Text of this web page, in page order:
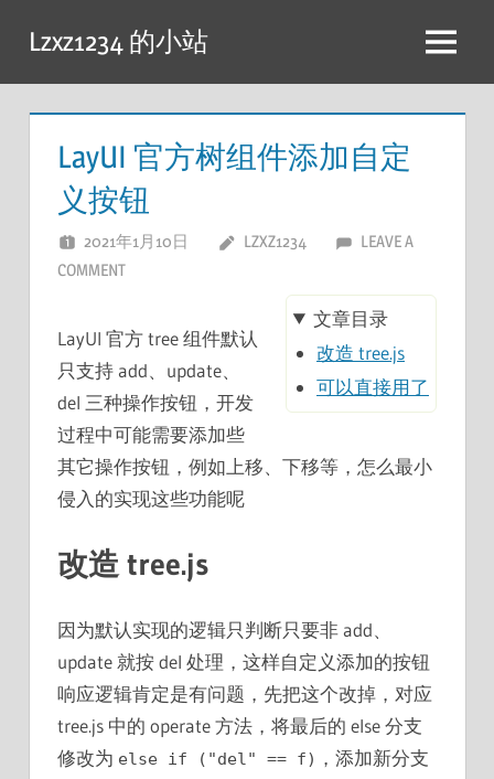
内
Lzxz1234 的小站
菜
单
LayUI 官方树组件添加自定
义按钮
2021年1月10日 LZXZ1234
LEAVE A
COMMENT
文章目录
改造 tree.js
可以直接用了
LayUI 官方 tree 组件默认
只支持 add、update、
del 三种操作按钮，开发
过程中可能需要添加些
其它操作按钮，例如上移、下移等，怎么最小
侵入的实现这些功能呢
改造 tree.js
因为默认实现的逻辑只判断只要非 add、
update 就按 del 处理，这样自定义添加的按钮
响应逻辑肯定是有问题，先把这个改掉，对应
tree.js 中的 operate 方法，将最后的 else 分支
修改为 else if ("del" == f) ，添加新分支